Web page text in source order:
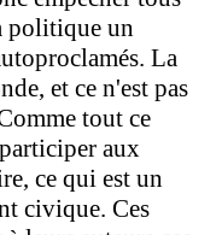
politique un
La
et ce n'est pas
tout ce
aux
ce qui est un
civique. Ces